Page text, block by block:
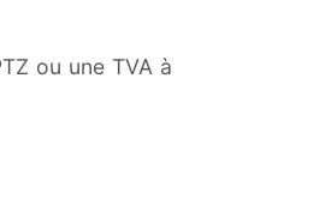
ou une TVA à